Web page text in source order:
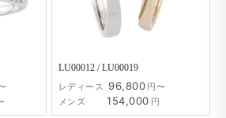
LU00012 / LU00019
レディース 96,800 円〜
メンズ
154,000 円